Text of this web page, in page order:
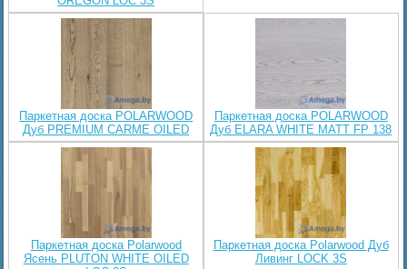
Паркетная доска POLARWOOD
Дуб PREMIUM CARME OILED
Паркетная доска POLARWOOD
Дуб ELARA WHITE MATT FP 138
Паркетная доска Polarwood
Ясень PLUTON WHITE OILED
Паркетная доска Polarwood Дуб
Ливинг LOCK 3S